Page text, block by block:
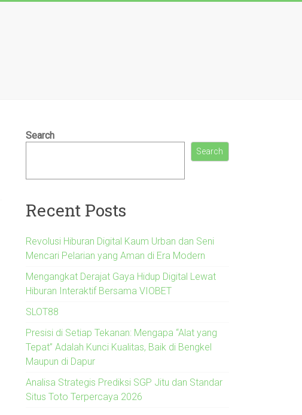
Search
Search
Recent Posts
Revolusi Hiburan Digital Kaum Urban dan Seni
Mencari Pelarian yang Aman di Era Modern
Mengangkat Derajat Gaya Hidup Digital Lewat
Hiburan Interaktif Bersama VIOBET
SLOT88
Presisi di Setiap Tekanan: Mengapa “Alat yang
Tepat” Adalah Kunci Kualitas, Baik di Bengkel
Maupun di Dapur
Analisa Strategis Prediksi SGP Jitu dan Standar
Situs Toto Terpercaya 2026